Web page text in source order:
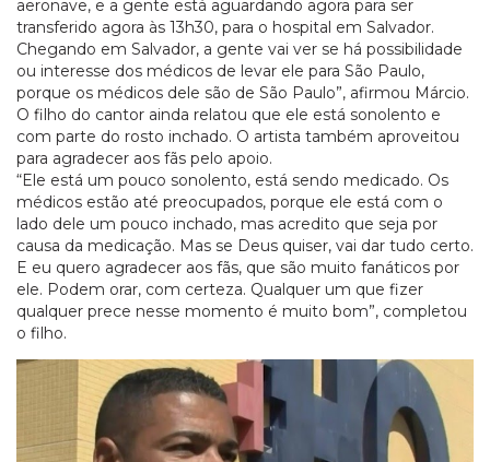
aeronave, e a gente está aguardando agora para ser
transferido agora às 13h30, para o hospital em Salvador.
Chegando em Salvador, a gente vai ver se há possibilidade
ou interesse dos médicos de levar ele para São Paulo,
porque os médicos dele são de São Paulo”, afirmou Márcio.
O filho do cantor ainda relatou que ele está sonolento e
com parte do rosto inchado. O artista também aproveitou
para agradecer aos fãs pelo apoio.
“Ele está um pouco sonolento, está sendo medicado. Os
médicos estão até preocupados, porque ele está com o
lado dele um pouco inchado, mas acredito que seja por
causa da medicação. Mas se Deus quiser, vai dar tudo certo.
E eu quero agradecer aos fãs, que são muito fanáticos por
ele. Podem orar, com certeza. Qualquer um que fizer
qualquer prece nesse momento é muito bom”, completou
o filho.